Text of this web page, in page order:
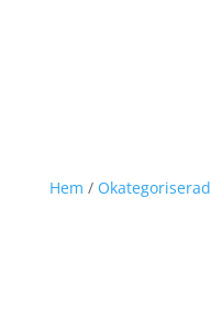
Hem / Okategoriserad